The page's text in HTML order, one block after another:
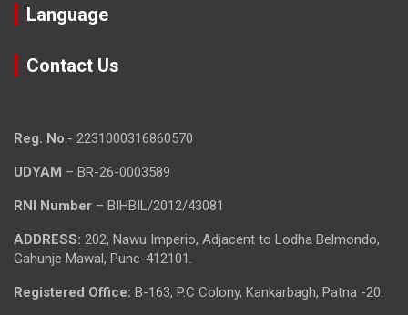
Language
Contact Us
Reg. No.- 2231000316860570
UDYAM – BR-26-0003589
RNI Number – BIHBIL/2012/43081
ADDRESS: 202, Nawu Imperio, Adjacent to Lodha Belmondo,
Gahunje Mawal, Pune-412101.
Registered Office: B-163, P.C Colony, Kankarbagh, Patna -20.